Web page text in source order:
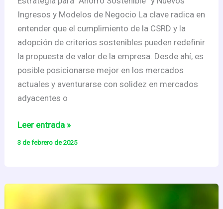
Ingresos y Modelos de Negocio La clave radica en
entender que el cumplimiento de la CSRD y la
adopción de criterios sostenibles pueden redefinir
la propuesta de valor de la empresa. Desde ahí, es
posible posicionarse mejor en los mercados
actuales y aventurarse con solidez en mercados
adyacentes o
2025.
Los
Leer entrada »
3 de febrero de 2025